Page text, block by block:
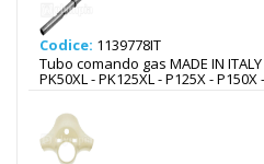
Codice: 1139778IT
Tubo comando gas MADE IN
PK50XL - PK125XL - P125X - P150X